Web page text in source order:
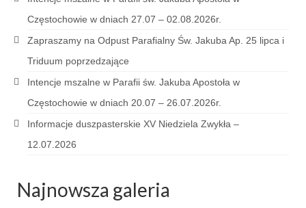
Sakrament pojednania
Sakrament kapłaństwa
Sakrament namaszczenia chorych
Niedziela Palmowa 29.03.2026
Częstochowie w dniach 27.07 – 02.08.2026r.
Zapraszamy na Odpust Parafialny Św. Jakuba Ap. 25 lipca i
Triduum poprzedzające
Intencje mszalne w Parafii św. Jakuba Apostoła w
Częstochowie w dniach 20.07 – 26.07.2026r.
Informacje duszpasterskie XV Niedziela Zwykła –
12.07.2026
Najnowsza galeria